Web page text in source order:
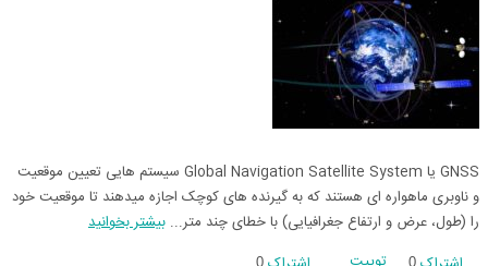
GNSS یا Global Navigation Satellite System سیستم هایی تعیین موقعیت
و ناوبری ماهواره ای هستند که به گیرنده های کوچک اجازه میدهند تا موقعیت خود
را (طول، عرض و ارتفاع جغرافیایی) با خطای چند متر... بیشتر بخوانید
0
0